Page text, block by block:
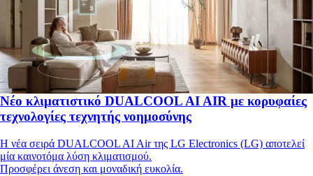
Νέο κλιματιστικό DUALCOOL AI AIR με κορυφαίες
τεχνολογίες τεχνητής νοημοσύνης
Η νέα σειρά DUALCOOL AI Air της LG Electronics (LG) αποτελεί
μία καινοτόμα λύση κλιματισμού.
Προσφέρει άνεση και μοναδική ευκολία.